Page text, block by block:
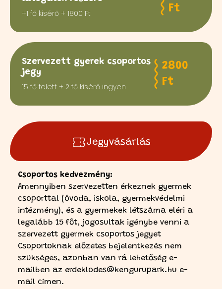
+1 fő kísérő + 1800 Ft
Ft
Szervezett gyerek csoportos
jegy
15 fő felett + 2 fő kísérő ingyen
2800
Ft
Jegyvásárlás
Csoportos kedvezmény:
Amennyiben szervezetten érkeznek gyermek
csoporttal (óvoda, iskola, gyermekvédelmi
intézmény), és a gyermekek létszáma eléri a
legalább 15 főt, jogosultak igénybe venni a
szervezett gyermek csoportos jegyet
Csoportoknak előzetes bejelentkezés nem
szükséges, azonban van rá lehetőség e-
mailben az erdeklodes@kengurupark.hu e-
mail címen.